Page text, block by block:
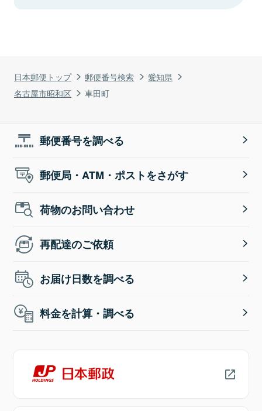
日本郵便トップ 郵便番号検索
愛知県
名古屋市昭和区
車田町
郵便番号を調べる
郵便局・ATM・ポストをさがす
荷物のお問い合わせ
再配達のご依頼
お届け日数を調べる
料金を計算・調べる